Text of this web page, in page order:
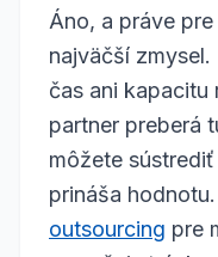
Áno, a práve
najväčší
čas ani kapacitu
partner preberá
môžete
prináša
outsourcing pre